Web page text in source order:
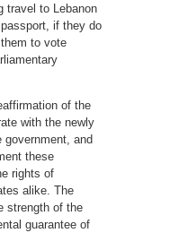
travel to Lebanon
if they do
to vote
of the
with the newly
government, and
these
rights of
alike. The
strength of the
guarantee of